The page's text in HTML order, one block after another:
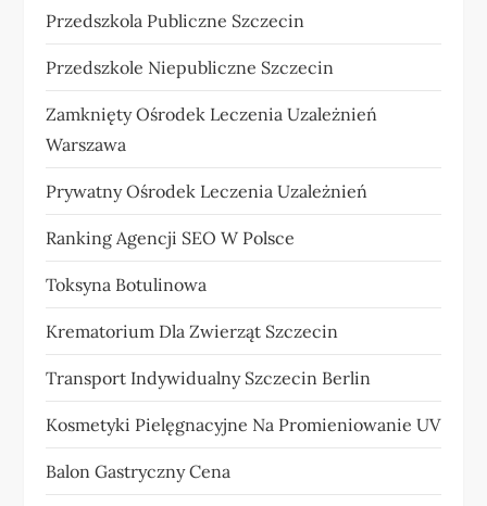
Przedszkola Publiczne Szczecin
Przedszkole Niepubliczne Szczecin
Zamknięty Ośrodek Leczenia Uzależnień
Warszawa
Prywatny Ośrodek Leczenia Uzależnień
Ranking Agencji SEO W Polsce
Toksyna Botulinowa
Krematorium Dla Zwierząt Szczecin
Transport Indywidualny Szczecin Berlin
Kosmetyki Pielęgnacyjne Na Promieniowanie UV
Balon Gastryczny Cena